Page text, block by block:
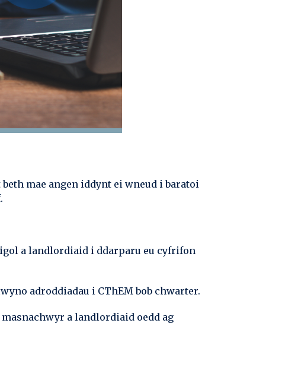
mae angen iddynt ei wneud i baratoi
a landlordiaid i ddarparu eu cyfrifon
adroddiadau i CThEM bob chwarter.
a landlordiaid oedd ag